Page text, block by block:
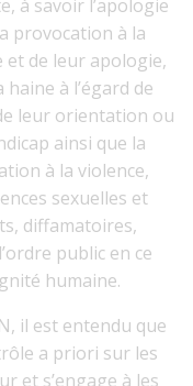
à savoir l’apologie
provocation à la
et de leur apologie,
à l’égard de
leur orientation ou
ainsi que la
à la violence,
sexuelles et
diffamatoires,
public en ce
humaine.
il est entendu que
a priori sur les
et s’engage à les